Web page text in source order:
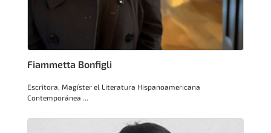
Fiammetta Bonfigli
Escritora, Magíster el Literatura Hispanoamericana
Contemporánea ...